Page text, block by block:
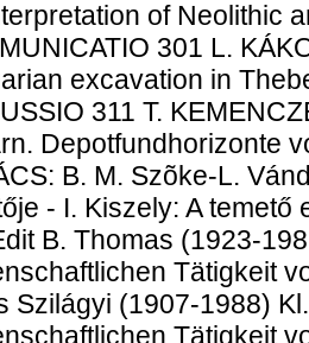
of Neolithic
301 L.
excavation in
311 T.
Depotfundhorizonte
B. M. Szõke-L.
- I. Kiszely: A
B. Thomas (1923-
Tätigkeit
Szilágyi (1907-1988)
Tätigkeit